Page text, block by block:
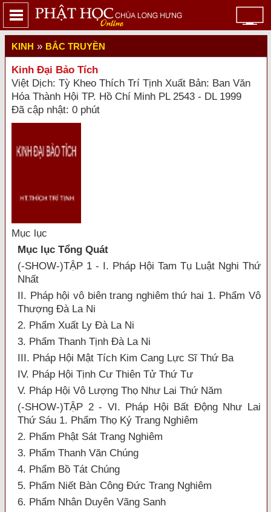
KINH » BẮC TRUYỀN
Kinh Đại Bảo Tích
Việt Dịch: Tỳ Kheo Thích Trí Tịnh Xuất Bản: Ban Văn
Hóa Thành Hội TP. Hồ Chí Minh PL 2543 - DL 1999
Đã cập nhật: 0 phút
Mục lục
Mục lục Tổng Quát
(-SHOW-)TẬP 1 - I. Pháp Hội Tam Tụ Luật Nghi Thứ
Nhất
II. Pháp hội vô biên trang nghiêm thứ hai 1. Phẩm Vô
Thượng Đà La Ni
2. Phẩm Xuất Ly Đà La Ni
3. Phẩm Thanh Tịnh Đà La Ni
III. Pháp Hội Mật Tích Kim Cang Lực Sĩ Thứ Ba
IV. Pháp Hội Tịnh Cư Thiên Tử Thứ Tư
V. Pháp Hội Vô Lượng Thọ Như Lai Thứ Năm
(-SHOW-)TẬP 2 - VI. Pháp Hội Bất Động Như Lai
Thứ Sáu 1. Phẩm Thọ Ký Trang Nghiêm
2. Phẩm Phật Sát Trang Nghiêm
3. Phẩm Thanh Văn Chúng
4. Phẩm Bồ Tát Chúng
5. Phẩm Niết Bàn Công Đức Trang Nghiêm
6. Phẩm Nhân Duyên Vãng Sanh